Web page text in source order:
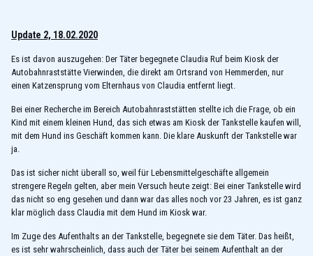
Update 2, 18.02.2020
Es ist davon auszugehen: Der Täter begegnete Claudia Ruf beim Kiosk der
Autobahnraststätte Vierwinden, die direkt am Ortsrand von Hemmerden, nur
einen Katzensprung vom Elternhaus von Claudia entfernt liegt.
Bei einer Recherche im Bereich Autobahnraststätten stellte ich die Frage, ob ein
Kind mit einem kleinen Hund, das sich etwas am Kiosk der Tankstelle kaufen will,
mit dem Hund ins Geschäft kommen kann. Die klare Auskunft der Tankstelle war
ja.
Das ist sicher nicht überall so, weil für Lebensmittelgeschäfte allgemein
strengere Regeln gelten, aber mein Versuch heute zeigt: Bei einer Tankstelle wird
das nicht so eng gesehen und dann war das alles noch vor 23 Jahren, es ist ganz
klar möglich dass Claudia mit dem Hund im Kiosk war.
Im Zuge des Aufenthalts an der Tankstelle, begegnete sie dem Täter. Das heißt,
es ist sehr wahrscheinlich, dass auch der Täter bei seinem Aufenthalt an der